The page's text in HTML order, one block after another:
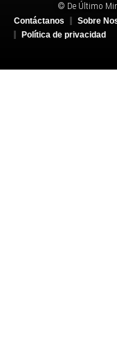
© De Último
Contáctanos
Sobre
Política de privacidad